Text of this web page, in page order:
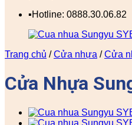
▪️Hotline: 0888.30.06.82
Trang chủ / Cửa nhựa / Cửa
Cửa Nhựa